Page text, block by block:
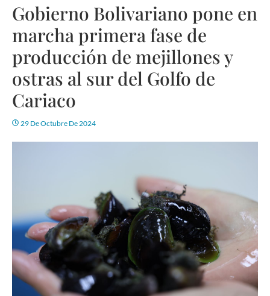
Gobierno Bolivariano pone en
marcha primera fase de
producción de mejillones y
ostras al sur del Golfo de
Cariaco
29 De Octubre De 2024